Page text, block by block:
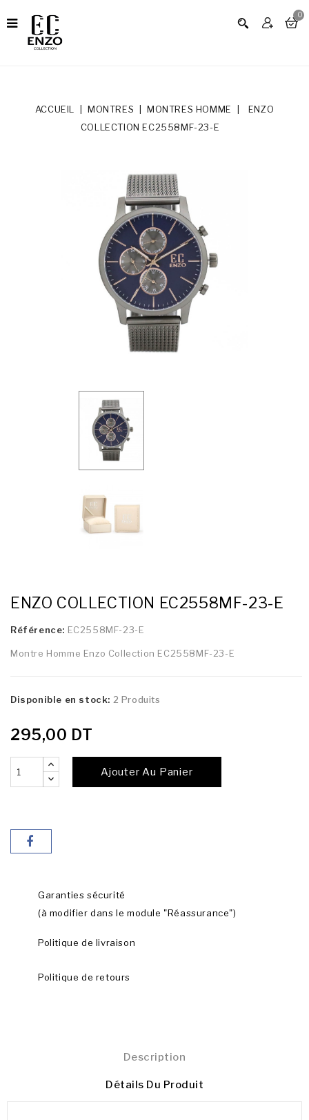
0
ACCUEIL MONTRES MONTRES HOMME
ENZO
COLLECTION EC2558MF-23-E
ENZO COLLECTION EC2558MF-23-E
Référence: EC2558MF-23-E
Montre Homme Enzo Collection EC2558MF-23-E
Disponible en stock: 2 Produits
295,00 DT
Ajouter Au Panier
Garanties sécurité
(à modifier dans le module "Réassurance")
Politique de livraison
Politique de retours
Description
Détails Du Produit